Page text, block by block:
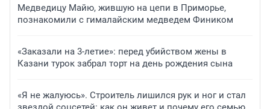
Медведицу Майю, жившую на цепи в Приморье,
познакомили с гималайским медведем Фиником
«Заказали на 3-летие»: перед убийством жены в
Казани турок забрал торт на день рождения сына
«Я не жалуюсь». Строитель лишился рук и ног и стал